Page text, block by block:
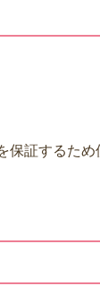
保証するた